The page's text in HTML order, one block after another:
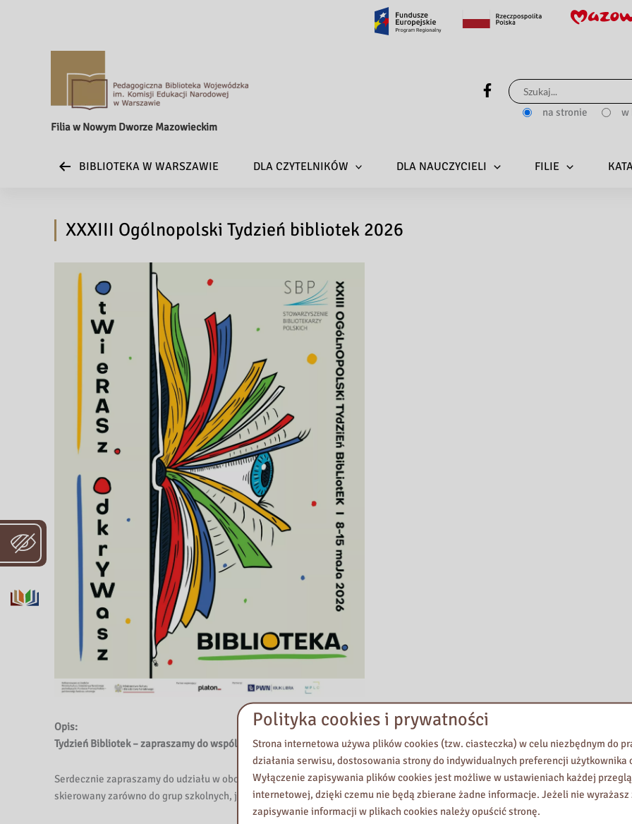
Filia w Nowym Dworze Mazowieckim
Search...
na stronie
w
BIBLIOTEKA W WARSZAWIE DLA CZYTELNIKÓW DLA NAUCZYCIELI FILIE
XXXIII Ogólnopolski Tydzień bibliotek 2026
Opis:
Tydzień Bibliotek – zapraszamy do wspólnego świętowania!
Serdecznie zapraszamy do udziału w obchodach XXIII Tygodnia Bibliotek! Przygotowaliśmy bogaty i różnorodny program
skierowany zarówno do grup szkolnych, jak i czytelników indywidualnych.
Polityka cookies i prywatności
Strona internetowa używa plików cookies (tzw. ciasteczka) w celu niezbędnym do
działania serwisu, dostosowania strony do indywidualnych preferencji użytkownika
Wyłączenie zapisywania plików cookies jest możliwe w ustawieniach każdej
internetowej, dzięki czemu nie będą zbierane żadne informacje. Jeżeli nie wyrażasz
zapisywanie informacji w plikach cookies należy opuścić stronę.